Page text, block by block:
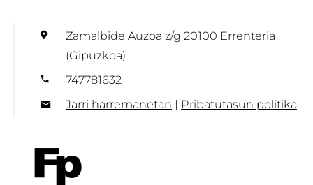
Zamalbide Auzoa z/g 20100 Errenteria
(Gipuzkoa)
747781632
Jarri harremanetan | Pribatutasun politika